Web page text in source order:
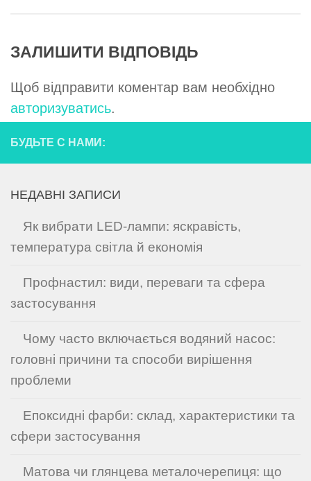
ЗАЛИШИТИ ВІДПОВІДЬ
Щоб відправити коментар вам необхідно
авторизуватись.
БУДЬТЕ С НАМИ:
НЕДАВНІ ЗАПИСИ
Як вибрати LED-лампи: яскравість,
температура світла й економія
Профнастил: види, переваги та сфера
застосування
Чому часто включається водяний насос:
головні причини та способи вирішення
проблеми
Епоксидні фарби: склад, характеристики та
сфери застосування
Матова чи глянцева металочерепиця: що